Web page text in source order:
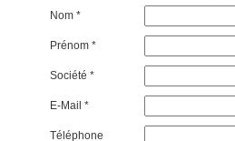
E-Mail *
Téléphone
Société *
Nom *
Prénom *